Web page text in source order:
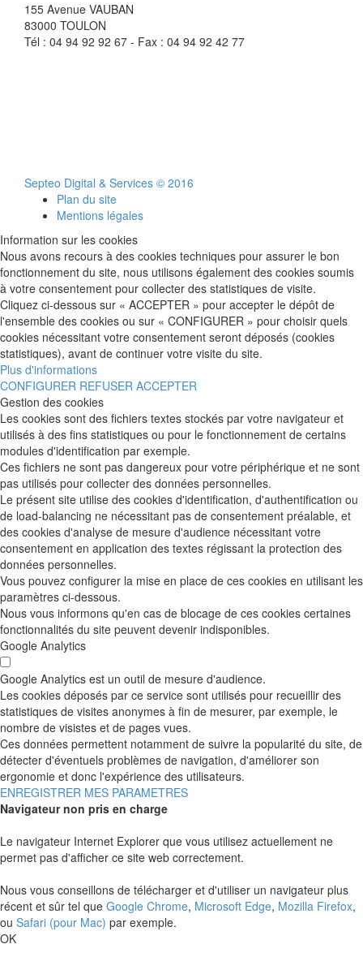
155 Avenue VAUBAN
83000 TOULON
Tél : 04 94 92 92 67 - Fax : 04 94 92 42 77
Septeo Digital & Services © 2016
Plan du site
Mentions légales
Information sur les cookies
Nous avons recours à des cookies techniques pour assurer le bon
fonctionnement du site, nous utilisons également des cookies soumis
à votre consentement pour collecter des statistiques de visite.
Cliquez ci-dessous sur « ACCEPTER » pour accepter le dépôt de
l'ensemble des cookies ou sur « CONFIGURER » pour choisir quels
cookies nécessitant votre consentement seront déposés (cookies
statistiques), avant de continuer votre visite du site.
Plus d'informations
CONFIGURER REFUSER ACCEPTER
Gestion des cookies
Les cookies sont des fichiers textes stockés par votre navigateur et
utilisés à des fins statistiques ou pour le fonctionnement de certains
modules d'identification par exemple.
Ces fichiers ne sont pas dangereux pour votre périphérique et ne sont
pas utilisés pour collecter des données personnelles.
Le présent site utilise des cookies d'identification, d'authentification ou
de load-balancing ne nécessitant pas de consentement préalable, et
des cookies d'analyse de mesure d'audience nécessitant votre
consentement en application des textes régissant la protection des
données personnelles.
Vous pouvez configurer la mise en place de ces cookies en utilisant les
paramètres ci-dessous.
Nous vous informons qu'en cas de blocage de ces cookies certaines
fonctionnalités du site peuvent devenir indisponibles.
Google Analytics
Google Analytics est un outil de mesure d'audience.
Les cookies déposés par ce service sont utilisés pour recueillir des
statistiques de visites anonymes à fin de mesurer, par exemple, le
nombre de visistes et de pages vues.
Ces données permettent notamment de suivre la popularité du site, de
détecter d'éventuels problèmes de navigation, d'améliorer son
ergonomie et donc l'expérience des utilisateurs.
ENREGISTRER MES PARAMETRES
Navigateur non pris en charge
Le navigateur Internet Explorer que vous utilisez actuellement ne
permet pas d'afficher ce site web correctement.
Nous vous conseillons de télécharger et d'utiliser un navigateur plus
récent et sûr tel que Google Chrome, Microsoft Edge, Mozilla Firefox,
ou Safari (pour Mac) par exemple.
OK